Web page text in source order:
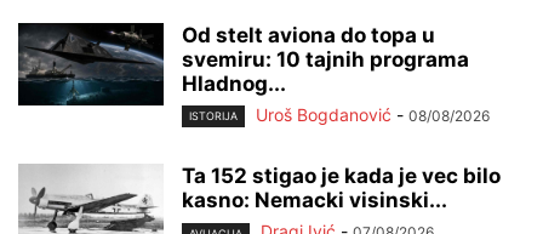
Od stelt aviona do topa u
svemiru: 10 tajnih programa
Hladnog...
ISTORIJA Uroš Bogdanović - 08/08/2026
Ta 152 stigao je kada je vec bilo
kasno: Nemacki visinski...